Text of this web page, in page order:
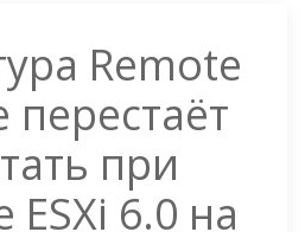
Remote
перестаёт
при
ESXi 6.0 на